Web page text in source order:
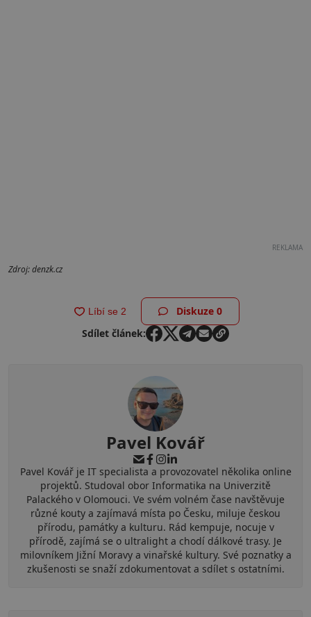
REKLAMA
Zdroj: denzk.cz
Diskuze0
Sdílet článek:
Pavel Kovář
Pavel Kovář je IT specialista a provozovatel několika online
projektů. Studoval obor Informatika na Univerzitě
Palackého v Olomouci. Ve svém volném čase navštěvuje
různé kouty a zajímavá místa po Česku, miluje českou
přírodu, památky a kulturu. Rád kempuje, nocuje v
přírodě, zajímá se o ultralight a chodí dálkové trasy. Je
milovníkem Jižní Moravy a vinařské kultury. Své poznatky a
zkušenosti se snaží zdokumentovat a sdílet s ostatními.